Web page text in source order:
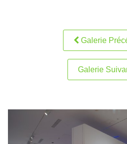
Galerie
Galerie